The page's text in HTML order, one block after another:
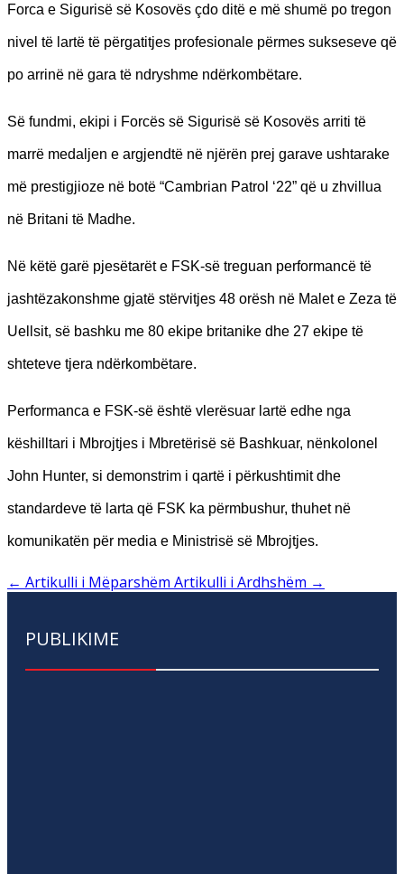
Forca e Sigurisë së Kosovës çdo ditë e më shumë po tregon
nivel të lartë të përgatitjes profesionale përmes sukseseve që
po arrinë në gara të ndryshme ndërkombëtare.
Së fundmi, ekipi i Forcës së Sigurisë së Kosovës arriti të
marrë medaljen e argjendtë në njërën prej garave ushtarake
më prestigjioze në botë “Cambrian Patrol ‘22” që u zhvillua
në Britani të Madhe.
Në këtë garë pjesëtarët e FSK-së treguan performancë të
jashtëzakonshme gjatë stërvitjes 48 orësh në Malet e Zeza të
Uellsit, së bashku me 80 ekipe britanike dhe 27 ekipe të
shteteve tjera ndërkombëtare.
Performanca e FSK-së është vlerësuar lartë edhe nga
këshilltari i Mbrojtjes i Mbretërisë së Bashkuar, nënkolonel
John Hunter, si demonstrim i qartë i përkushtimit dhe
standardeve të larta që FSK ka përmbushur, thuhet në
komunikatën për media e Ministrisë së Mbrojtjes.
← Artikulli i Mëparshëm Artikulli i Ardhshëm →
PUBLIKIME